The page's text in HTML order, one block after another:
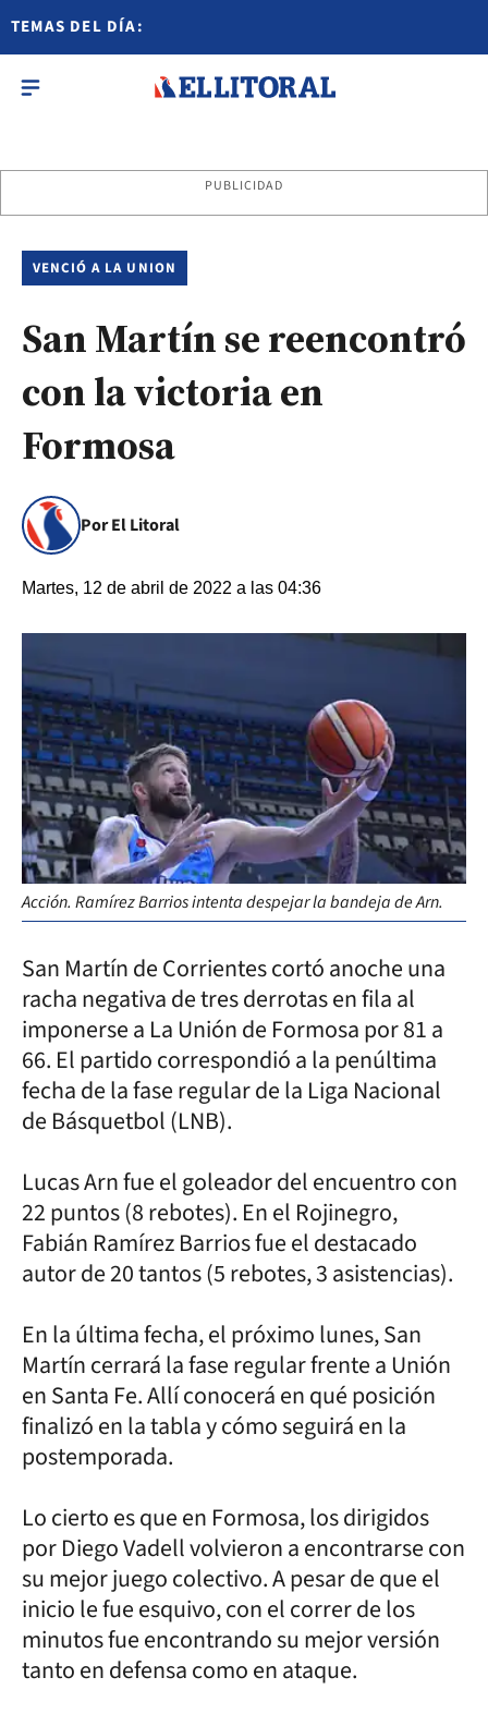
TEMAS DEL DÍA:
PUBLICIDAD
VENCIÓ A LA UNION
San Martín se reencontró
con la victoria en
Formosa
Por El Litoral
Martes, 12 de abril de 2022 a las 04:36
Acción. Ramírez Barrios intenta despejar la bandeja de Arn.
San Martín de Corrientes cortó anoche una
racha negativa de tres derrotas en fila al
imponerse a La Unión de Formosa por 81 a
66. El partido correspondió a la penúltima
fecha de la fase regular de la Liga Nacional
de Básquetbol (LNB).
Lucas Arn fue el goleador del encuentro con
22 puntos (8 rebotes). En el Rojinegro,
Fabián Ramírez Barrios fue el destacado
autor de 20 tantos (5 rebotes, 3 asistencias).
En la última fecha, el próximo lunes, San
Martín cerrará la fase regular frente a Unión
en Santa Fe. Allí conocerá en qué posición
finalizó en la tabla y cómo seguirá en la
postemporada.
Lo cierto es que en Formosa, los dirigidos
por Diego Vadell volvieron a encontrarse con
su mejor juego colectivo. A pesar de que el
inicio le fue esquivo, con el correr de los
minutos fue encontrando su mejor versión
tanto en defensa como en ataque.